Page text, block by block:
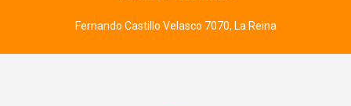
Fernando Castillo Velasco 7070, La Reina